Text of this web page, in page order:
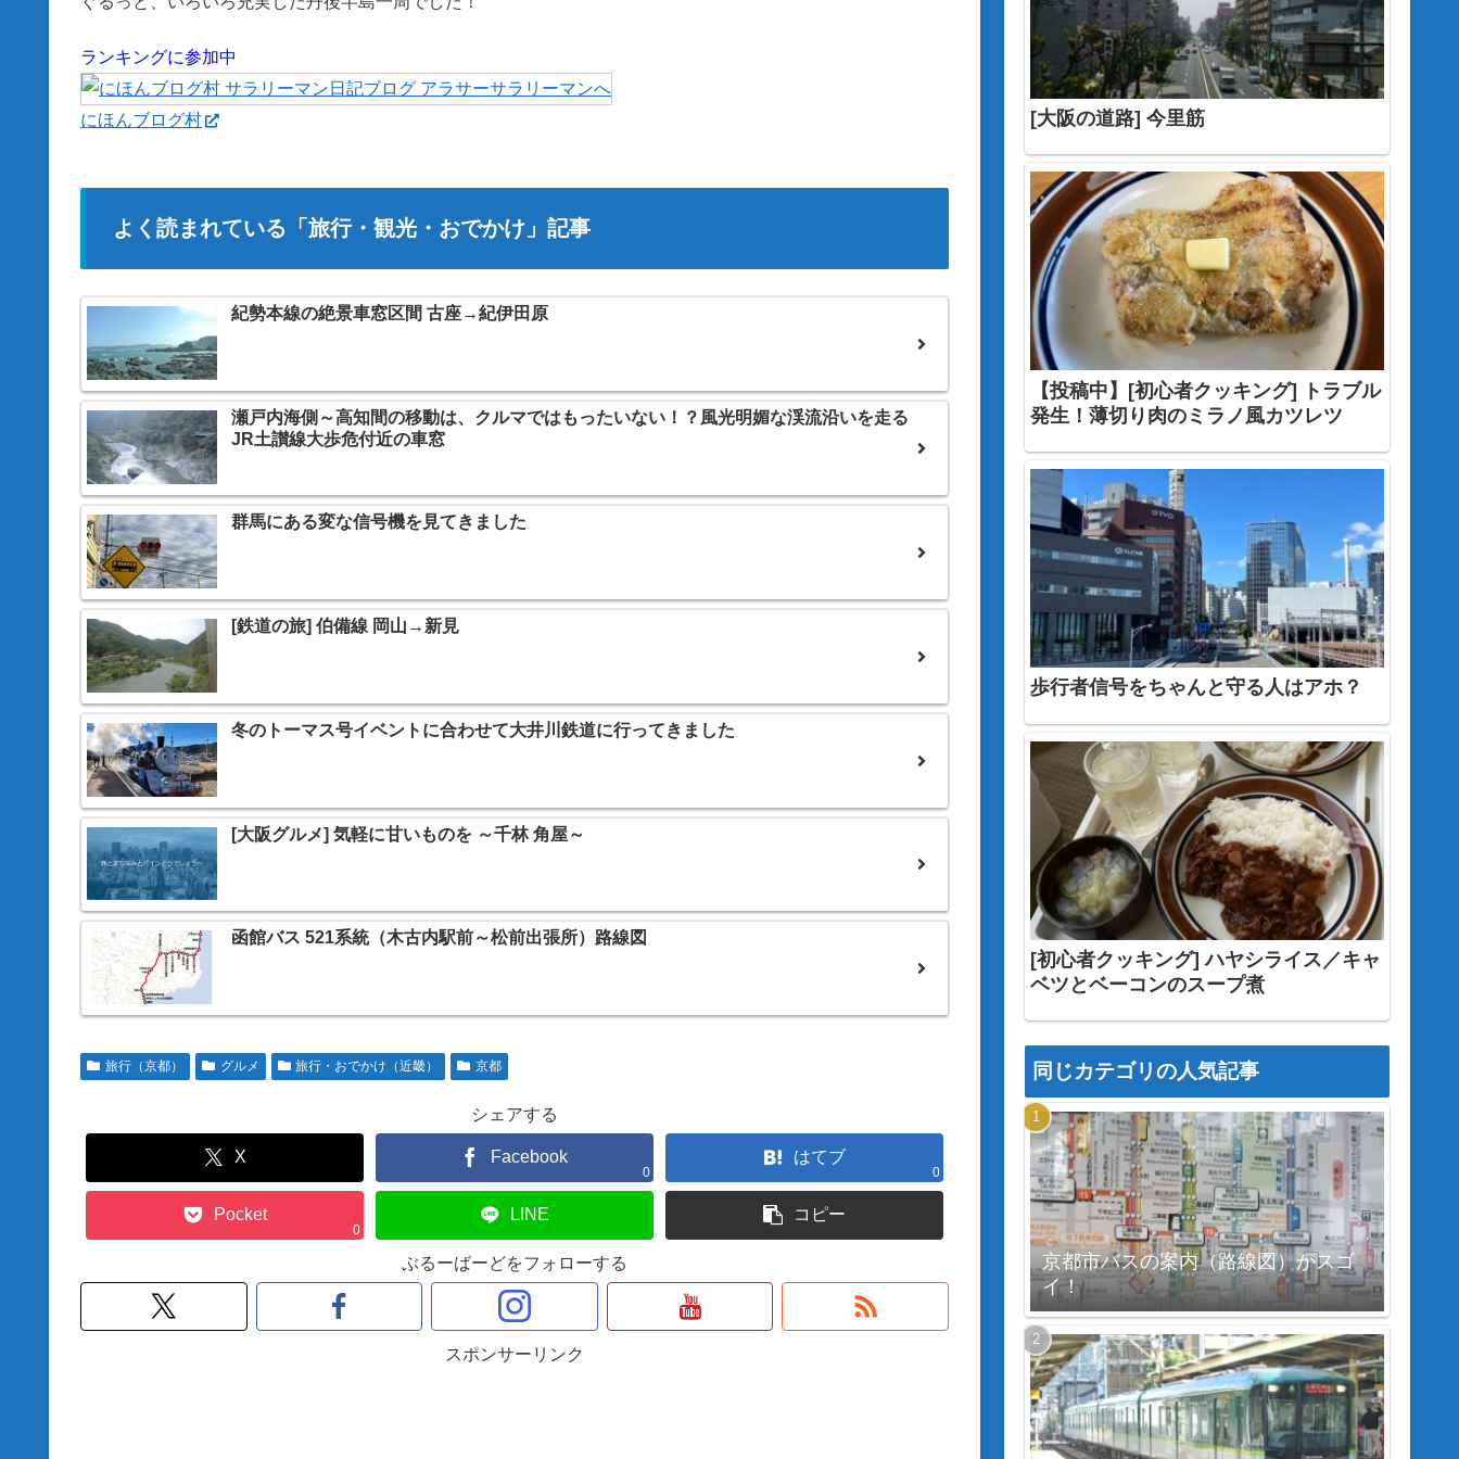
ランキングに参加中
にほんブログ村
よく読まれている「旅行・観光・おでかけ」記事
紀勢本線の絶景車窓区間 古座→紀伊田原
瀬戸内海側～高知間の移動は、クルマではもったいない！？風光明媚な渓流沿いを走る
JR土讃線大歩危付近の車窓
群馬にある変な信号機を見てきました
[鉄道の旅] 伯備線 岡山→新見
冬のトーマス号イベントに合わせて大井川鉄道に行ってきました
[大阪グルメ] 気軽に甘いものを ～千林 角屋～
函館バス 521系統（木古内駅前～松前出張所）路線図
旅行（京都） グルメ 旅行・おでかけ（近畿） 京都
シェアする
X Facebook
0
はてブ
0
Pocket
0
LINE コピー
ぶるーばーどをフォローする
スポンサーリンク
[大阪の道路] 今里筋
【投稿中】[初心者クッキング] トラブル
発生！薄切り肉のミラノ風カツレツ
歩行者信号をちゃんと守る人はアホ？
[初心者クッキング] ハヤシライス／キャ
ベツとベーコンのスープ煮
同じカテゴリの人気記事
京都市バスの案内（路線図）がスゴ
イ！